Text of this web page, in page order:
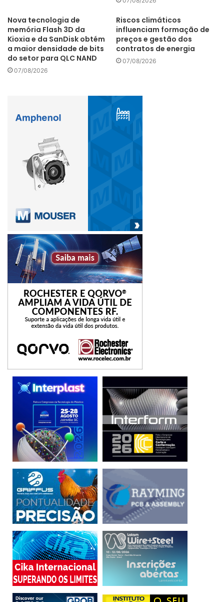
Nova tecnologia de
memória Flash 3D da
Kioxia e da SanDisk obtém
a maior densidade de bits
do setor para QLC NAND
07/08/2026
Riscos climáticos
influenciam formação de
preços e gestão dos
contratos de energia
07/08/2026